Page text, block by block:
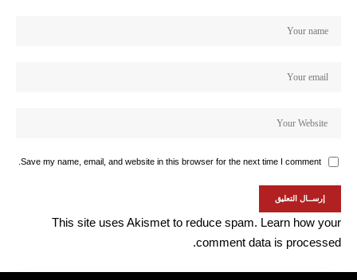
Save my name, email, and website in this browser for the next time I comment.
This site uses Akismet to reduce spam. Learn how your
comment data is processed.